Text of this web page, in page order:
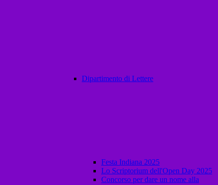
Dipartimento di Lettere
Festa Indiana 2025
Lo Scriptorium dell'Open Day 2025
Concorso per dare un nome alla